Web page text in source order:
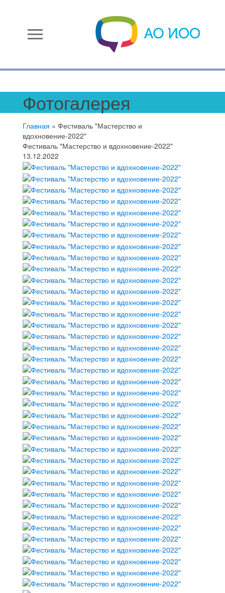
menu
Фотогалерея
Главная » Фестиваль "Мастерство и
вдохновение-2022"
Фестиваль "Мастерство и вдохновение-2022"
13.12.2022